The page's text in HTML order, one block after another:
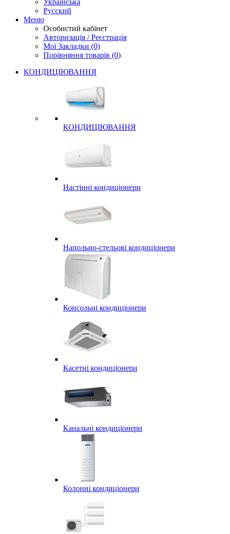
Українська
Русский
Меню
Особистий кабінет
Авторизація / Реєстрація
Мої Закладки (0)
Порівняння товарів (0)
КОНДИЦІЮВАННЯ
КОНДИЦІЮВАННЯ
Настінні кондиціонери
Напольно-стельові кондиціонери
Консольні кондиціонери
Касетні кондиціонери
Канальні кондиціонери
Колонні кондиціонери